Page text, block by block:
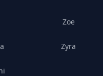
Zoe
Zyra